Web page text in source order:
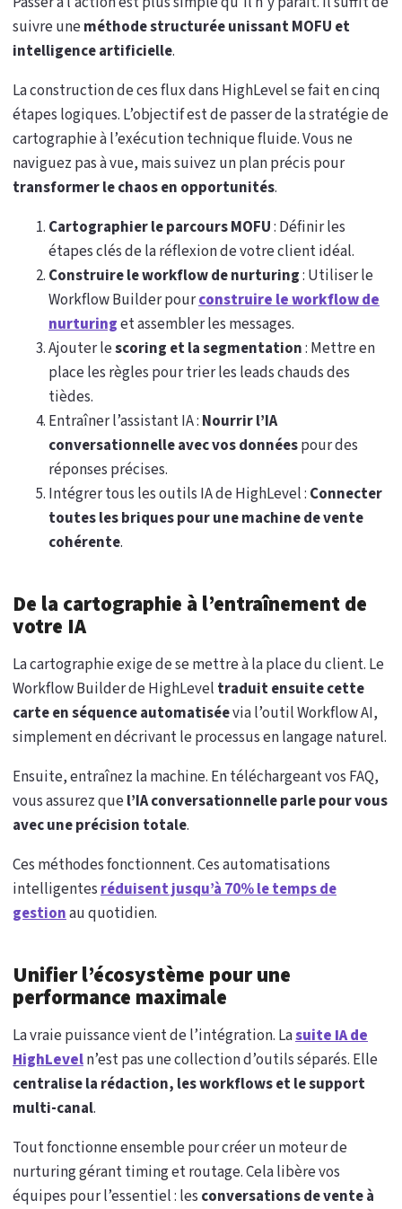
suivre uneméthode structurée unissant MOFU et
intelligence artificielle.
La construction de ces flux dans HighLevel se fait en cinq
étapes logiques. L’objectif est de passer de la stratégie de
cartographie à l’exécution technique fluide. Vous ne
naviguez pas à vue, mais suivez un plan précis pour
transformer le chaos en opportunités.
Cartographier le parcours MOFU: Définir les
étapes clés de la réflexion de votre client idéal.
Construire le workflow de nurturing: Utiliser le
Workflow Builder pourconstruire le workflow de
nurturinget assembler les messages.
Ajouter lescoring et la segmentation: Mettre en
place les règles pour trier les leads chauds des
tièdes.
Entraîner l’assistant IA : Nourrir l’IA
conversationnelle avec vos donnéespour des
réponses précises.
Intégrer tous les outils IA de HighLevel : Connecter
toutes les briques pour une machine de vente
cohérente.
De la cartographie à l’entraînement de
votre IA
La cartographie exige de se mettre à la place du client. Le
Workflow Builder de HighLevel traduit ensuite cette
carte en séquence automatiséevia l’outil Workflow AI,
simplement en décrivant le processus en langage naturel.
Ensuite, entraînez la machine. En téléchargeant vos FAQ,
vous assurez quel’IA conversationnelle parle pour vous
avec une précision totale.
Ces méthodes fonctionnent. Ces automatisations
intelligentesréduisent jusqu’à 70% le temps de
gestionau quotidien.
Unifier l’écosystème pour une
performance maximale
La vraie puissance vient de l’intégration. Lasuite IA de
HighLeveln’est pas une collection d’outils séparés. Elle
centralise la rédaction, les workflows et le support
multi-canal.
Tout fonctionne ensemble pour créer un moteur de
nurturing gérant timing et routage. Cela libère vos
équipes pour l’essentiel : les conversations de vente à